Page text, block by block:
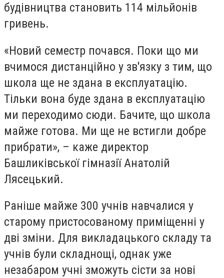
будівництва становить 114 мільйонів
гривень.
«Новий семестр почався. Поки що ми
вчимося дистанційно у зв'язку з тим, що
школа ще не здана в експлуатацію.
Тільки вона буде здана в експлуатацію
ми переходимо сюди. Бачите, що школа
майже готова. Ми ще не встигли добре
прибрати», – каже директор
Башликівської гімназії Анатолій
Лясецький.
Раніше майже 300 учнів навчалися у
старому пристосованому приміщенні у
дві зміни. Для викладацького складу та
учнів були складнощі, однак уже
незабаром учні зможуть сісти за нові